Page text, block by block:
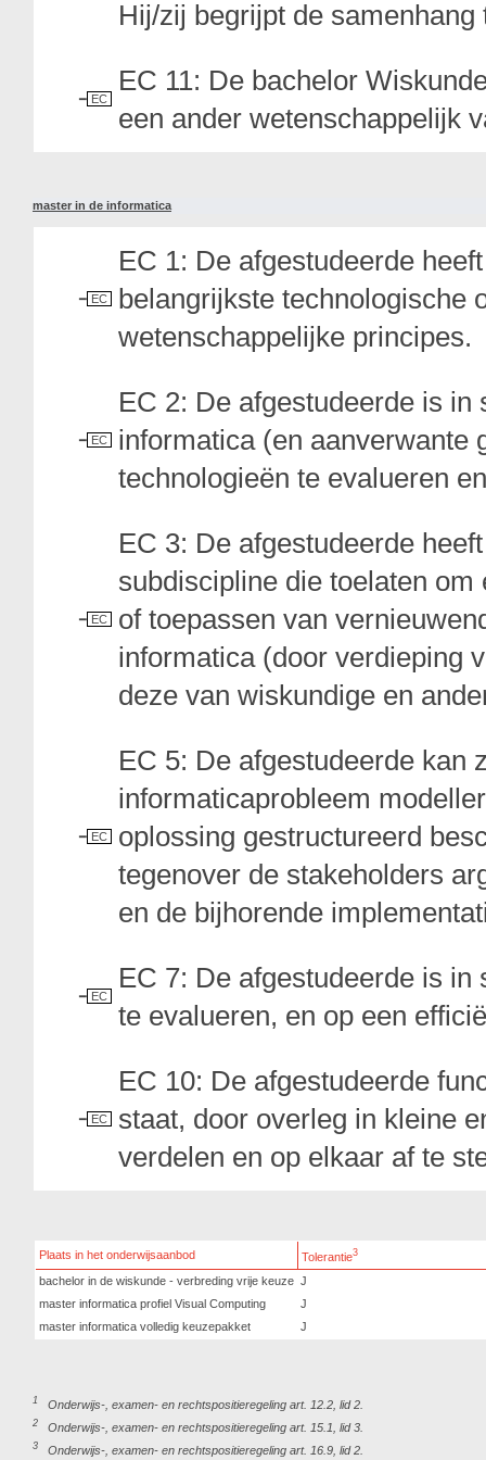
Hij/zij begrijpt de
EC
EC 11: De bachelor
een ander wetenschappelijk
master in de informatica
EC
EC 1: De afgestudeerde
belangrijkste technologische
wetenschappelijke principes.
EC
EC 2: De afgestudeerde is
informatica (en aanverwante
technologieën te evalueren
EC
EC 3: De afgestudeerde
subdiscipline die toelaten
of toepassen van
informatica (door verdieping
deze van wiskundige en
EC
EC 5: De afgestudeerde kan
informaticaprobleem
oplossing gestructureerd
tegenover de stakeholders
en de bijhorende
EC
EC 7: De afgestudeerde is
te evalueren, en op een
EC
EC 10: De afgestudeerde
staat, door overleg in kleine
verdelen en op elkaar af te
Plaats in het onderwijsaanbod Tolerantie3
bachelor in de wiskunde - verbreding vrije keuze J
master informatica profiel Visual Computing
J
master informatica volledig keuzepakket
J
1 Onderwijs-, examen- en rechtspositieregeling art. 12.2, lid 2.
2 Onderwijs-, examen- en rechtspositieregeling art. 15.1, lid 3.
3 Onderwijs-, examen- en rechtspositieregeling art. 16.9, lid 2.